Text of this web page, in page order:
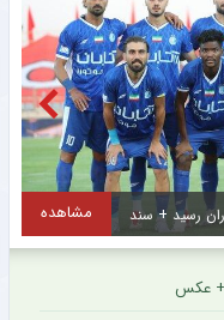
رسید + سند مشاهده
+ عکس